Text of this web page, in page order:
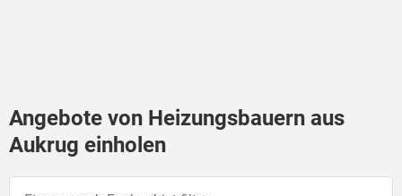
Angebote von Heizungsbauern aus
Aukrug einholen